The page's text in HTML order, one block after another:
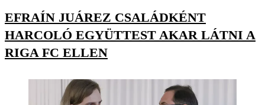
EFRAÍN JUÁREZ CSALÁDKÉNT
HARCOLÓ EGYÜTTEST AKAR LÁTNI A
RIGA FC ELLEN